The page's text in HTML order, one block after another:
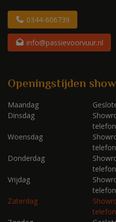
0344-606739
info@passievoorvuur.nl
Openingstijden
Maandag
Dinsdag
Woensdag
Donderdag
Vrijdag
Zaterdag